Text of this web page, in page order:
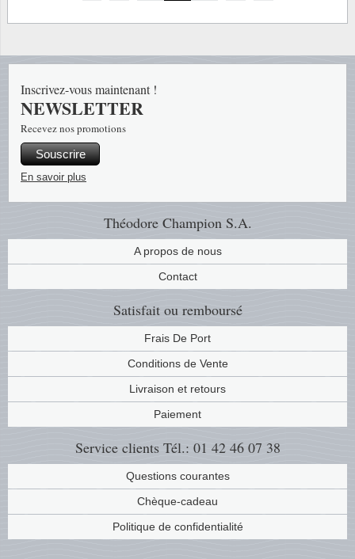
Théodore Champion S.A.
A propos de nous
Contact
Satisfait ou remboursé
Frais De Port
Conditions de Vente
Livraison et retours
Paiement
Service clients Tél.: 01 42 46 07 38
Questions courantes
Chèque-cadeau
Politique de confidentialité
Inscrivez-vous maintenant !
NEWSLETTER
Recevez nos promotions
Souscrire
En savoir plus